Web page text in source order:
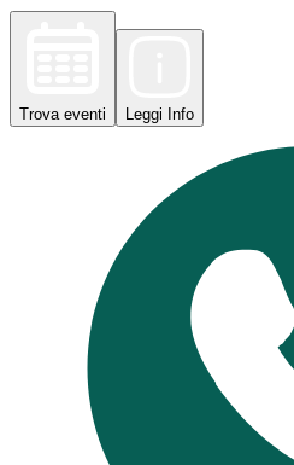
Trova eventi Leggi Info